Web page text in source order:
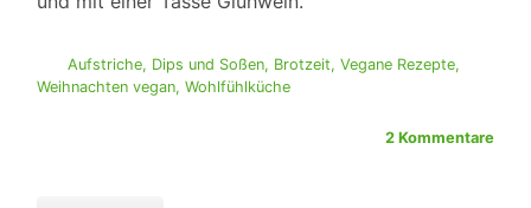
Aufstriche, Dips und Soßen, Brotzeit, Vegane Rezepte,
Weihnachten vegan, Wohlfühlküche
2 Kommentare